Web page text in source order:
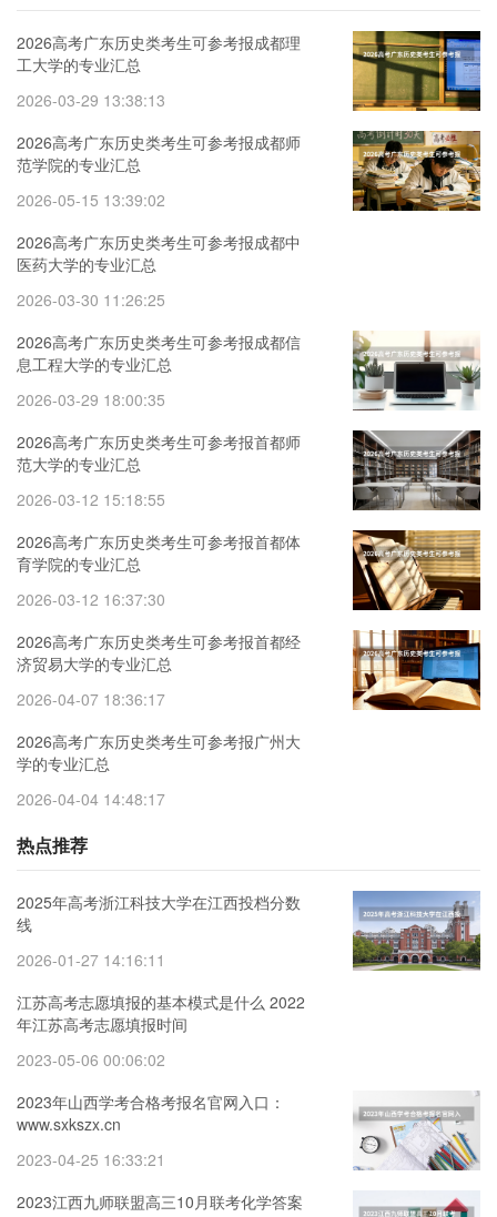
2026高考广东历史类考生可参考报成都理
工大学的专业汇总
2026-03-29 13:38:13
2026高考广东历史类考生可参考报成都师
范学院的专业汇总
2026-05-15 13:39:02
2026高考广东历史类考生可参考报成都中
医药大学的专业汇总
2026-03-30 11:26:25
2026高考广东历史类考生可参考报成都信
息工程大学的专业汇总
2026-03-29 18:00:35
2026高考广东历史类考生可参考报首都师
范大学的专业汇总
2026-03-12 15:18:55
2026高考广东历史类考生可参考报首都体
育学院的专业汇总
2026-03-12 16:37:30
2026高考广东历史类考生可参考报首都经
济贸易大学的专业汇总
2026-04-07 18:36:17
2026高考广东历史类考生可参考报广州大
学的专业汇总
2026-04-04 14:48:17
热点推荐
2025年高考浙江科技大学在江西投档分数
线
2026-01-27 14:16:11
江苏高考志愿填报的基本模式是什么 2022
年江苏高考志愿填报时间
2023-05-06 00:06:02
2023年山西学考合格考报名官网入口：
www.sxkszx.cn
2023-04-25 16:33:21
2023江西九师联盟高三10月联考化学答案